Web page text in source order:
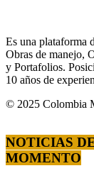
Es una plataforma
Obras de manejo,
y Portafolios.
10 años de
© 2025 Colombia
NOTICIAS
MOMENTO